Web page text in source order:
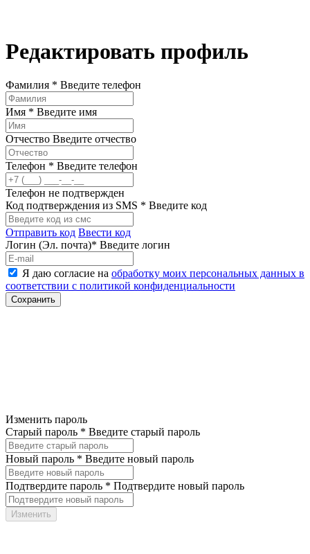
Редактировать профиль
Фамилия * Введите телефон
Имя * Введите имя
Отчество Введите отчество
Телефон * Введите телефон
Телефон не подтвержден
Код подтверждения из SMS * Введите код
Отправить код Ввести код
Логин (Эл. почта)* Введите логин
Я даю согласие на обработку моих персональных данных в
соответствии с политикой конфиденциальности
Изменить пароль
Старый пароль * Введите старый пароль
Новый пароль * Введите новый пароль
Подтвердите пароль * Подтвердите новый пароль